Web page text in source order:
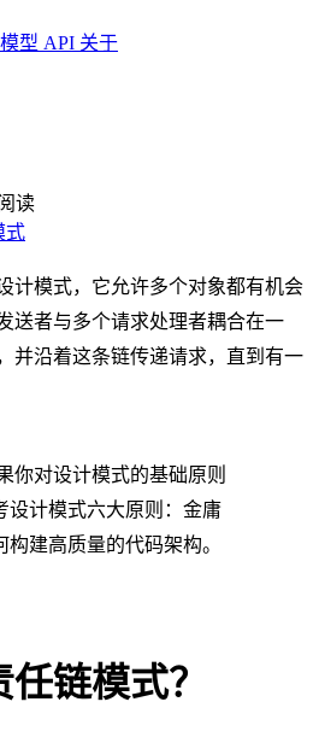
模型 API 关于
读
式
计模式，它允许多个对象都有机会
送者与多个请求处理者耦合在一
并沿着这条链传递请求，直到有一
你对设计模式的基础原则
设计模式六大原则：金庸
构建高质量的代码架构。
链模式？